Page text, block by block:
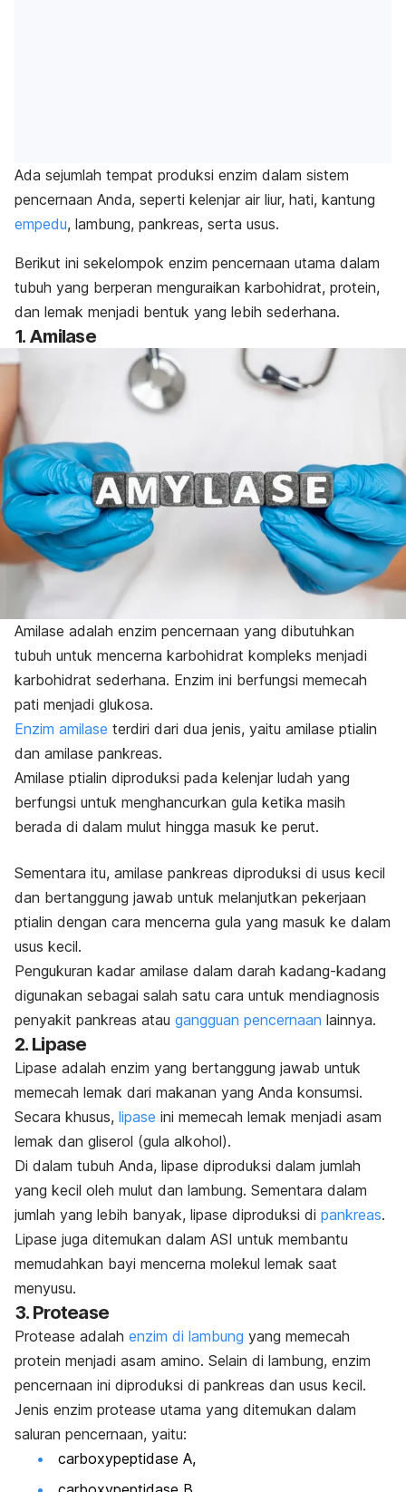
Ada sejumlah tempat produksi enzim dalam sistem
pencernaan Anda, seperti kelenjar air liur, hati, kantung
empedu, lambung, pankreas, serta usus.
Berikut ini sekelompok enzim pencernaan utama dalam
tubuh yang berperan menguraikan karbohidrat, protein,
dan lemak menjadi bentuk yang lebih sederhana.
1. Amilase
Amilase adalah enzim pencernaan yang dibutuhkan
tubuh untuk mencerna karbohidrat kompleks menjadi
karbohidrat sederhana. Enzim ini berfungsi memecah
pati menjadi glukosa.
Enzim amilase terdiri dari dua jenis, yaitu amilase ptialin
dan amilase pankreas.
Amilase ptialin diproduksi pada kelenjar ludah yang
berfungsi untuk menghancurkan gula ketika masih
berada di dalam mulut hingga masuk ke perut.
Sementara itu, amilase pankreas diproduksi di usus kecil
dan bertanggung jawab untuk melanjutkan pekerjaan
ptialin dengan cara mencerna gula yang masuk ke dalam
usus kecil.
Pengukuran kadar amilase dalam darah kadang-kadang
digunakan sebagai salah satu cara untuk mendiagnosis
penyakit pankreas atau gangguan pencernaan lainnya.
2. Lipase
Lipase adalah enzim yang bertanggung jawab untuk
memecah lemak dari makanan yang Anda konsumsi.
Secara khusus, lipase ini memecah lemak menjadi asam
lemak dan gliserol (gula alkohol).
Di dalam tubuh Anda, lipase diproduksi dalam jumlah
yang kecil oleh mulut dan lambung. Sementara dalam
jumlah yang lebih banyak, lipase diproduksi di pankreas.
Lipase juga ditemukan dalam ASI untuk membantu
memudahkan bayi mencerna molekul lemak saat
menyusu.
3. Protease
Protease adalah enzim di lambung yang memecah
protein menjadi asam amino. Selain di lambung, enzim
pencernaan ini diproduksi di pankreas dan usus kecil.
Jenis enzim protease utama yang ditemukan dalam
saluran pencernaan, yaitu:
carboxypeptidase A,